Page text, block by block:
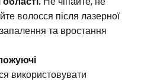
волосся після лазерної
та вростання
використовувати